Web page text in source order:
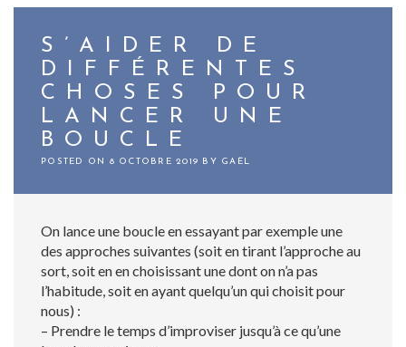
S’AIDER DE
DIFFÉRENTES
CHOSES POUR
LANCER UNE
BOUCLE
POSTED ON 8 OCTOBRE 2019 BY GAËL
On lance une boucle en essayant par exemple une
des approches suivantes (soit en tirant l’approche au
sort, soit en en choisissant une dont on n’a pas
l’habitude, soit en ayant quelqu’un qui choisit pour
nous) :
– Prendre le temps d’improviser jusqu’à ce qu’une